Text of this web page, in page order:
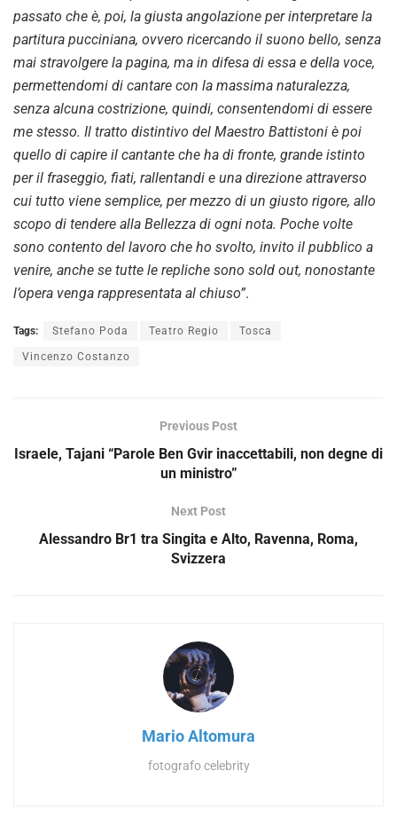
passato che è, poi, la giusta angolazione per interpretare la
partitura pucciniana, ovvero ricercando il suono bello, senza
mai stravolgere la pagina, ma in difesa di essa e della voce,
permettendomi di cantare con la massima naturalezza,
senza alcuna costrizione, quindi, consentendomi di essere
me stesso. Il tratto distintivo del Maestro Battistoni è poi
quello di capire il cantante che ha di fronte, grande istinto
per il fraseggio, fiati, rallentandi e una direzione attraverso
cui tutto viene semplice, per mezzo di un giusto rigore, allo
scopo di tendere alla Bellezza di ogni nota. Poche volte
sono contento del lavoro che ho svolto, invito il pubblico a
venire, anche se tutte le repliche sono sold out, nonostante
l’opera venga rappresentata al chiuso”.
Tags: Stefano Poda Teatro Regio Tosca
Vincenzo Costanzo
Previous Post
Israele, Tajani “Parole Ben Gvir inaccettabili, non degne di
un ministro”
Next Post
Alessandro Br1 tra Singita e Alto, Ravenna, Roma,
Svizzera
Mario Altomura
fotografo celebrity